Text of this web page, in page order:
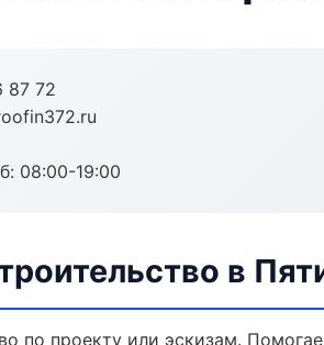
87 72
08:00-19:00
в
по проекту или эскизам.